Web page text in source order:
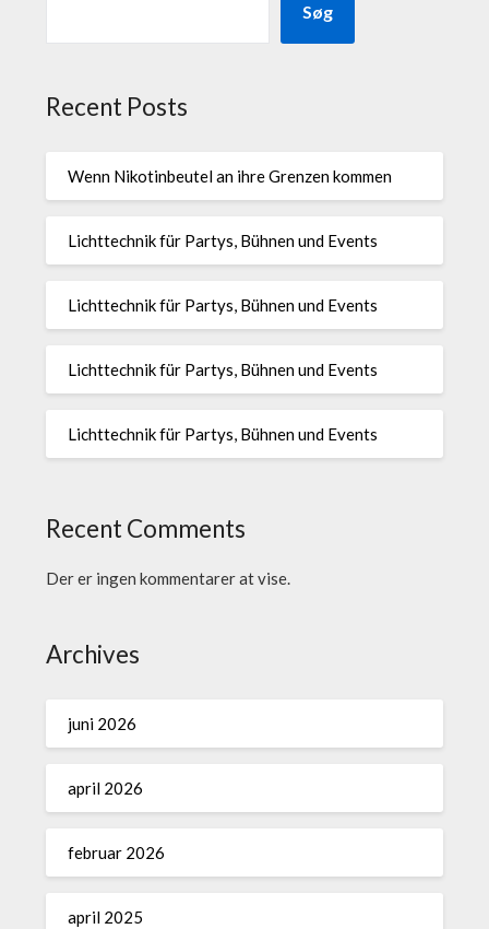
Søg
Recent Posts
Wenn Nikotinbeutel an ihre Grenzen kommen
Lichttechnik für Partys, Bühnen und Events
Lichttechnik für Partys, Bühnen und Events
Lichttechnik für Partys, Bühnen und Events
Lichttechnik für Partys, Bühnen und Events
Recent Comments
Der er ingen kommentarer at vise.
Archives
juni 2026
april 2026
februar 2026
april 2025